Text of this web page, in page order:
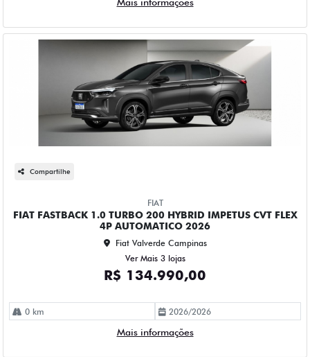
Compartilhe
FIAT FASTBACK 1.0 TURBO 200 HYBRID IMPETUS CVT FLEX
Fiat Valverde Campinas
Ver Mais 3 lojas
R$ 134.990,00
2026/2026